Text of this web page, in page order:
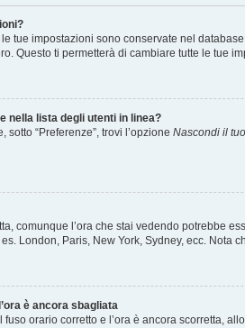
tue impostazioni sono conservate nel
Questo ti permetterà di cambiare tutte le tue
nella lista degli utenti in linea?
“Preferenze”, trovi l’opzione Nascondi il
comunque l’ora che stai vedendo potrebbe
London, Paris, New York, Sydney, ecc. Nota
è ancora sbagliata
orario corretto e l’ora è ancora scorretta,